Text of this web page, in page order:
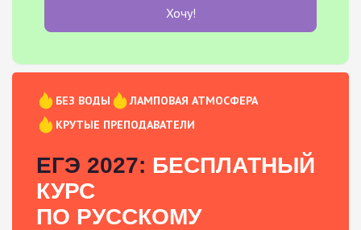
Хочу!
БЕЗ ВОДЫ
ЛАМПОВАЯ АТМОСФЕРА
КРУТЫЕ ПРЕПОДАВАТЕЛИ
ЕГЭ 2027: БЕСПЛАТНЫЙ
КУРС
ПО РУССКОМУ